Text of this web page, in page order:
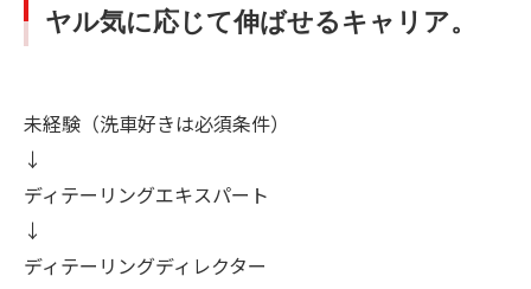
ヤル気に応じて伸ばせるキャリア。
未経験（洗車好きは必須条件）
↓
ディテーリングエキスパート
↓
ディテーリングディレクター